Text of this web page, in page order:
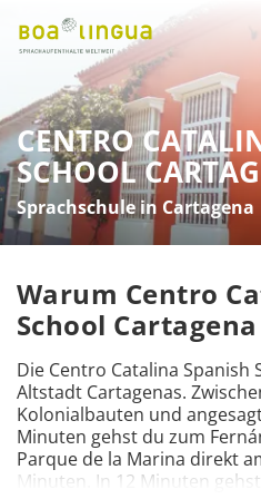
CENTRO
SCHOOL
Sprachschule in Cartagena
Warum Centro
School Cartagena
Die Centro Catalina
Altstadt Cartagenas.
Kolonialbauten und
Minuten gehst du zum
Parque de la Marina direkt
Minuten. In 12 Minuten